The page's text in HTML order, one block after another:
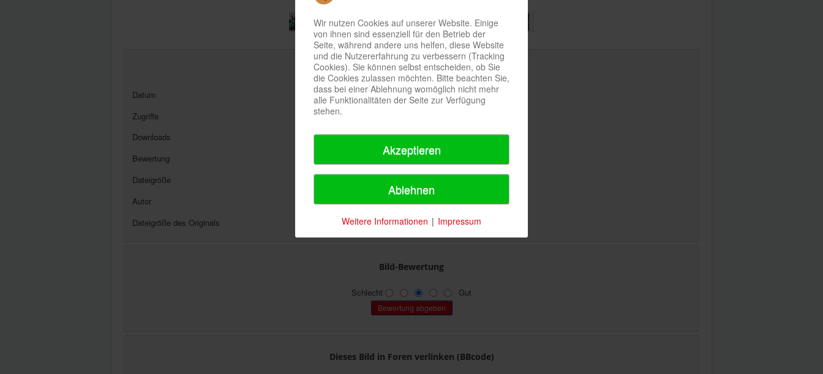
Bild-Informationen
Datum
Samstag, 12. Juli 2014
Zugriffe
7672
Downloads
1326
Bewertung
Dateigröße
106,46 KB (400 x 266 px)
Autor
Keine Angabe
Dateigröße des Originals
259,12 KB (648 x 432 px)
Bild-Bewertung
Schlecht Gut
Dieses Bild in Foren verlinken (BBcode)
Wir nutzen Cookies auf unserer Website. Einige
von ihnen sind essenziell für den Betrieb der
Seite, während andere uns helfen, diese Website
und die Nutzererfahrung zu verbessern (Tracking
Cookies). Sie können selbst entscheiden, ob Sie
die Cookies zulassen möchten. Bitte beachten Sie,
dass bei einer Ablehnung womöglich nicht mehr
alle Funktionalitäten der Seite zur Verfügung
stehen.
Akzeptieren
Ablehnen
Weitere Informationen | Impressum